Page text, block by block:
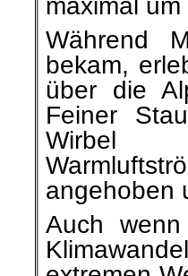
Während
bekam,
über die
Feiner
Wirbel
angehoben
Auch
extremen